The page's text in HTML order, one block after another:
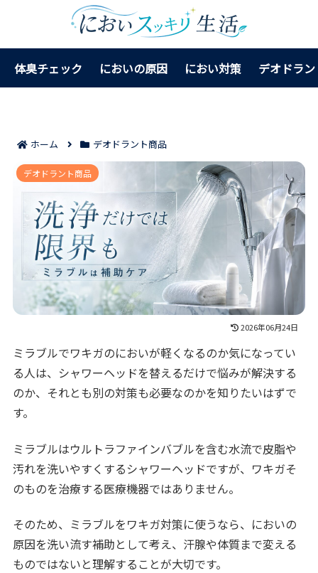
体臭チェック においの原因 におい対策 デオドラ
ホーム デオドラント商品
ミラブルはワキガに効果ある？においが残る原因と使
い方の限界を見極める！
デオドラント商品
2026年06月24日
ミラブルでワキガのにおいが軽くなるのか気になってい
る人は、シャワーヘッドを替えるだけで悩みが解決する
のか、それとも別の対策も必要なのかを知りたいはずで
す。
ミラブルはウルトラファインバブルを含む水流で皮脂や
汚れを洗いやすくするシャワーヘッドですが、ワキガそ
のものを治療する医療機器ではありません。
そのため、ミラブルをワキガ対策に使うなら、においの
原因を洗い流す補助として考え、汗腺や体質まで変える
ものではないと理解することが大切です。